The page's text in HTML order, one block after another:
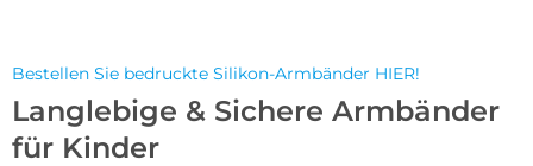
Bestellen Sie bedruckte Silikon-Armbänder HIER!
Langlebige & Sichere Armbänder
für Kinder